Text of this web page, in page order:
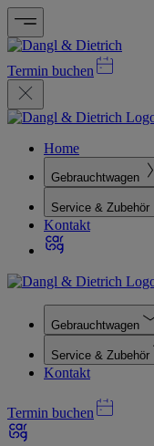
Termin buchen
Home
Gebrauchtwagen
Service & Zubehör
Kontakt
Gebrauchtwagen
Service & Zubehör
Kontakt
Termin buchen